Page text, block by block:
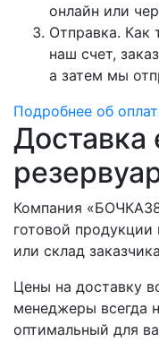
онлайн или
Отправка. Как
наш счет,
а затем мы
Подробнее об
Доставка
Компания
готовой
или склад
Цены на доставку
менеджеры всегда
оптимальный для